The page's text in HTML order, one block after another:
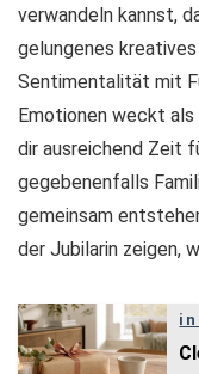
verwandeln kannst,
gelungenes
Sentimentalität mit
Emotionen weckt
dir ausreichend Zeit
gegebenenfalls
gemeinsam
der Jubilarin zeigen,